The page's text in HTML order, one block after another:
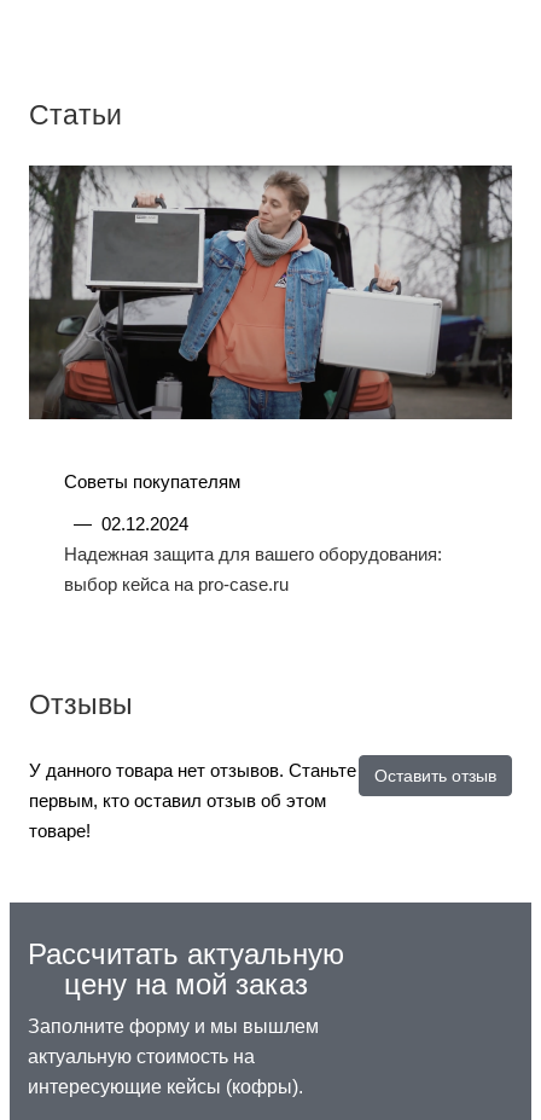
Статьи
Советы покупателям
— 02.12.2024
Надежная защита для вашего оборудования:
выбор кейса на pro-case.ru
Отзывы
Оставить отзыв
У данного товара нет отзывов. Станьте
первым, кто оставил отзыв об этом
товаре!
Рассчитать актуальную
цену на мой заказ
Заполните форму и мы вышлем
актуальную стоимость на
интересующие кейсы (кофры).